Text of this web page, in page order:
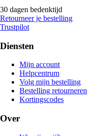
30 dagen bedenktijd
Retourneer je bestelling
Trustpilot
Diensten
Mijn account
Helpcentrum
Volg mijn bestelling
Bestelling retourneren
Kortingscodes
Over